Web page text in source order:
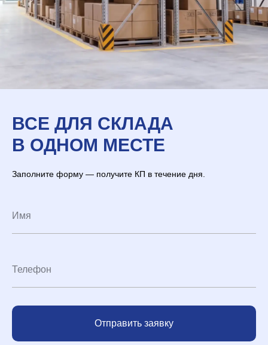
ВСЕ ДЛЯ СКЛАДА
В ОДНОМ МЕСТЕ
Заполните форму — получите КП в течение дня.
Отправить заявку